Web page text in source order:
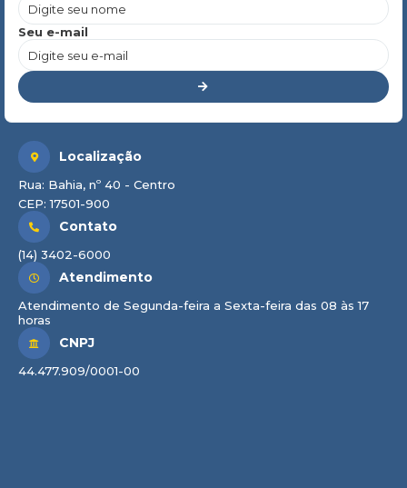
Seu e-mail
Localização
Rua: Bahia, nº 40 - Centro
CEP: 17501-900
Contato
(14) 3402-6000
Atendimento
Atendimento de Segunda-feira a Sexta-feira das 08 às 17
horas
CNPJ
44.477.909/0001-00